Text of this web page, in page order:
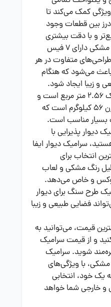
کمک می‌کند تا
بین قطعات وجود
و با دقت بیشتری
انجام شود. سرامیک نانسی مشکی دارای 7 فیس
متفاوت در هر
می‌شود که هنگام
و زیبا ایجاد شود.
متراژ در هر کارتن این سرامیک 2.56 متر مربع است و
هر کارتن شامل دو برگ با وزن 56 کیلوگرم است که
بسیار مناسب است.
دیوار پذیرایی با
سرامیک دیوار ایفا
انتخاب برای
رنگ مشکی و لعاب
لوکس و خاص می‌دهد.
طرح سنگ برای دیوار
فضایی طبیعی و زیبا
قیمت، می‌توانید به
و از قیمت سرامیک
شوید. سرامیک
مشکی، با ویژگی‌های
یک خود، انتخابی
و خارجی شما خواهد